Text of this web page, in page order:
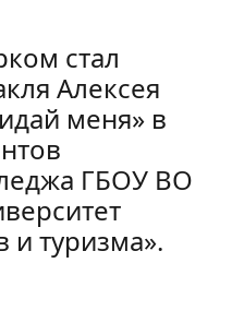
стал
Алексея
меня» в
ГБОУ ВО
и туризма».